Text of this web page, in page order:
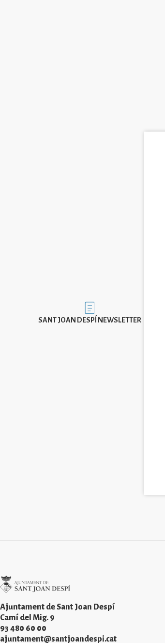
Imatge
SANT JOAN DESPÍ NEWSLETTER
Imatge
Ajuntament de Sant Joan Despí
Camí del Mig. 9
93 480 60 00
ajuntament@santjoandespi.cat